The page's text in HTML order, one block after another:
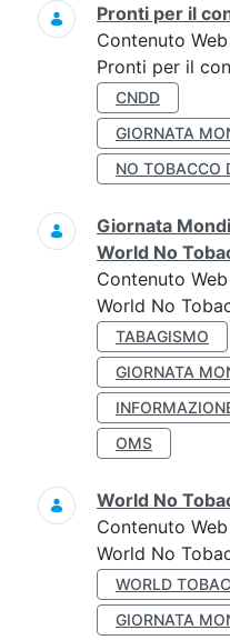
Pronti per il
Contenuto Web
Pronti per il
CNDD
GIORNATA
NO TOBACCO
Giornata
World No
Contenuto Web
World No
TABAGISMO
GIORNATA
OMS
World No
Contenuto Web
World No
WORLD
GIORNATA